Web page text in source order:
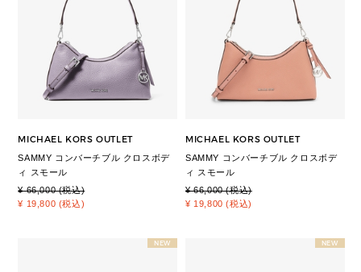
MICHAEL KORS OUTLET
SAMMY コンバーチブル クロスボデ
ィ スモール
¥ 66,000 (税込)
¥ 19,800 (税込)
MICHAEL KORS OUTLET
SAMMY コンバーチブル クロスボデ
ィ スモール
¥ 66,000 (税込)
¥ 19,800 (税込)
NEW NEW